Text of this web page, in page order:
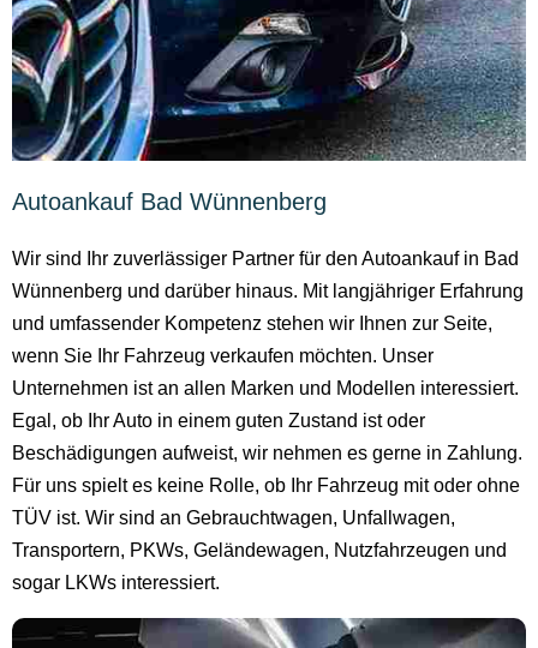
Autoankauf Bad Wünnenberg
Wir sind Ihr zuverlässiger Partner für den Autoankauf in Bad
Wünnenberg und darüber hinaus. Mit langjähriger Erfahrung
und umfassender Kompetenz stehen wir Ihnen zur Seite,
wenn Sie Ihr Fahrzeug verkaufen möchten. Unser
Unternehmen ist an allen Marken und Modellen interessiert.
Egal, ob Ihr Auto in einem guten Zustand ist oder
Beschädigungen aufweist, wir nehmen es gerne in Zahlung.
Für uns spielt es keine Rolle, ob Ihr Fahrzeug mit oder ohne
TÜV ist. Wir sind an Gebrauchtwagen, Unfallwagen,
Transportern, PKWs, Geländewagen, Nutzfahrzeugen und
sogar LKWs interessiert.